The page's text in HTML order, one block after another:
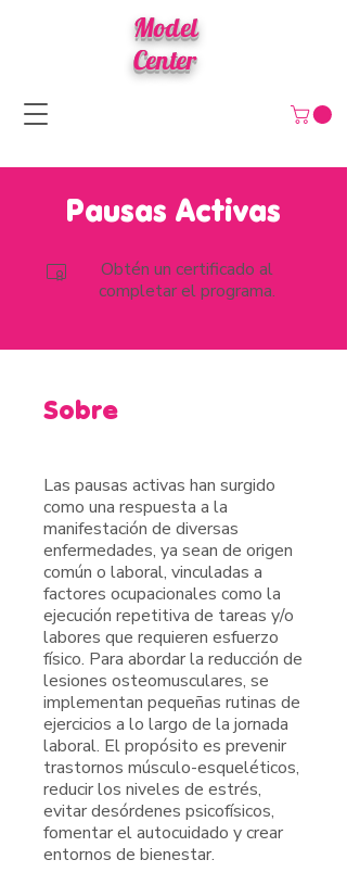
Model
Center
Pausas Activas
Obtén un certificado al
completar el programa.
Sobre
Las pausas activas han surgido
como una respuesta a la
manifestación de diversas
enfermedades, ya sean de origen
común o laboral, vinculadas a
factores ocupacionales como la
ejecución repetitiva de tareas y/o
labores que requieren esfuerzo
físico. Para abordar la reducción de
lesiones osteomusculares, se
implementan pequeñas rutinas de
ejercicios a lo largo de la jornada
laboral. El propósito es prevenir
trastornos músculo-esqueléticos,
reducir los niveles de estrés,
evitar desórdenes psicofísicos,
fomentar el autocuidado y crear
entornos de bienestar.